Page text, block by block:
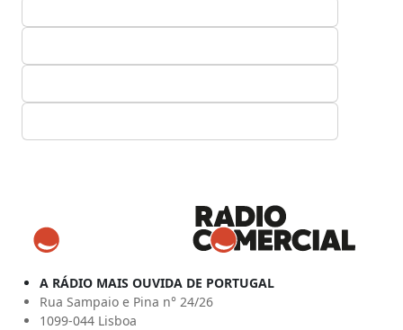
A RÁDIO MAIS OUVIDA DE PORTUGAL
Rua Sampaio e Pina n° 24/26
1099-044 Lisboa